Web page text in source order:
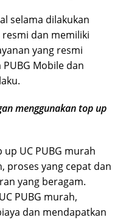
selama dilakukan
dan memiliki
yang resmi
Mobile dan
menggunakan top up
UC PUBG murah
proses yang cepat dan
yang beragam.
PUBG murah,
dan mendapatkan